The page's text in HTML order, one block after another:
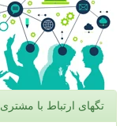
تگهای ارتباط با مشتری